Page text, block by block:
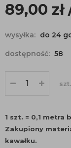
89,00 zł
wysyłka: do 24
dostępność: 58
szt.
1 szt. = 0,1 metra
Zakupiony
kawałku.